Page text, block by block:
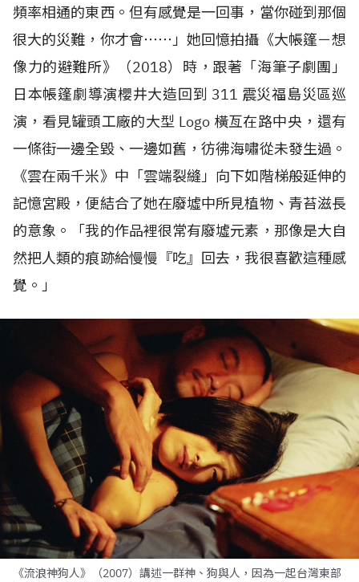
頻率相通的東西。但有感覺是一回事，當你碰到那個
很大的災難，你才會⋯⋯」她回憶拍攝《大帳篷－想
像力的避難所》（2018）時，跟著「海筆子劇團」
日本帳篷劇導演櫻井大造回到 311 震災福島災區巡
演，看見罐頭工廠的大型 Logo 橫亙在路中央，還有
一條街一邊全毀、一邊如舊，彷彿海嘯從未發生過。
《雲在兩千米》中「雲端裂縫」向下如階梯般延伸的
記憶宮殿，便結合了她在廢墟中所見植物、青苔滋長
的意象。「我的作品裡很常有廢墟元素，那像是大自
然把人類的痕跡給慢慢『吃』回去，我很喜歡這種感
覺。」
《流浪神狗人》（2007）講述一群神、狗與人，因為一起台灣東部